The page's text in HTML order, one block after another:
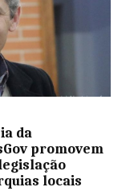
da
promovem
locais